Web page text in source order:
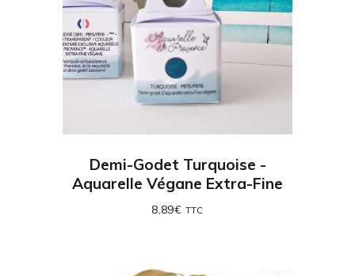
Demi-Godet Turquoise -
Aquarelle Végane Extra-Fine
8,89€ TTC